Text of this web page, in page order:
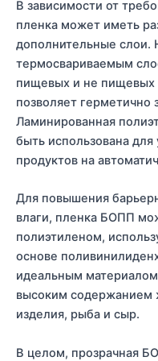
В зависимости от
пленка может иметь
дополнительные слои.
термосвариваемым
пищевых и не пищевых
позволяет герметично
Ламинированная
быть использована
продуктов на
Для повышения
влаги, пленка БОПП
полиэтиленом,
основе
идеальным
высоким содержанием
изделия, рыба и сыр.
В целом, прозрачная